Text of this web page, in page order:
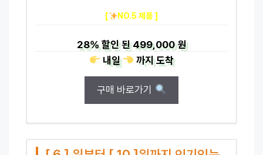
[ NO.5 제품 ]
28%할인 된499,000 원
내일
까지도착
구매 바로가기